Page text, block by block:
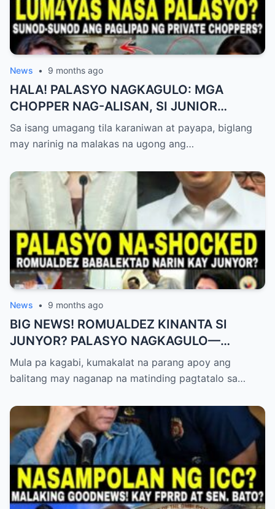
News • 9 months ago
HALA! PALASYO NAGKAGULO: MGA
CHOPPER NAG-ALISAN, SI JUNIOR
NAGHAHAKOT?!
Sa isang umagang tila karaniwan at payapa, biglang
may narinig na malakas na ugong ang…
News • 9 months ago
BIG NEWS! ROMUALDEZ KINANTA SI
JUNYOR? PALASYO NAGKAGULO—
OMBUDSMAN NA-SHOCKED?
Mula pa kagabi, kumakalat na parang apoy ang
balitang may naganap na matinding pagtatalo sa…